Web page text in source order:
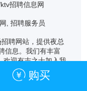
招聘信息网
, 招聘服务员
聘网站，提供夜总
信息。我们有丰富
欢迎有志之士加入我
购买